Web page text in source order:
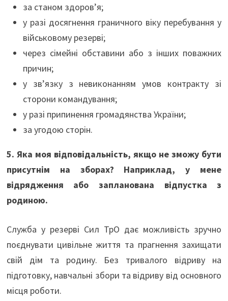
за станом здоров’я;
у разі досягнення граничного віку перебування у
військовому резерві;
через сімейні обставини або з інших поважних
причин;
у зв’язку з невиконанням умов контракту зі
сторони командування;
у разі припинення громадянства України;
за угодою сторін.
5. Яка моя відповідальність, якщо не зможу бути
присутнім на зборах? Наприклад, у мене
відрядження або запланована відпустка з
родиною.
Служба у резерві Сил ТрО дає можливість зручно
поєднувати цивільне життя та прагнення захищати
свій дім та родину. Без тривалого відриву на
підготовку, навчальні збори та відриву від основного
місця роботи.